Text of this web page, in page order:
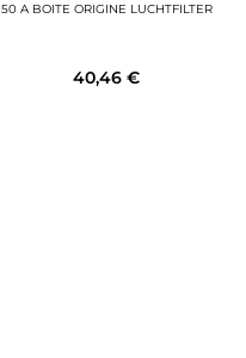
50 A BOITE ORIGINE LUCHTFILTER
40,46 €